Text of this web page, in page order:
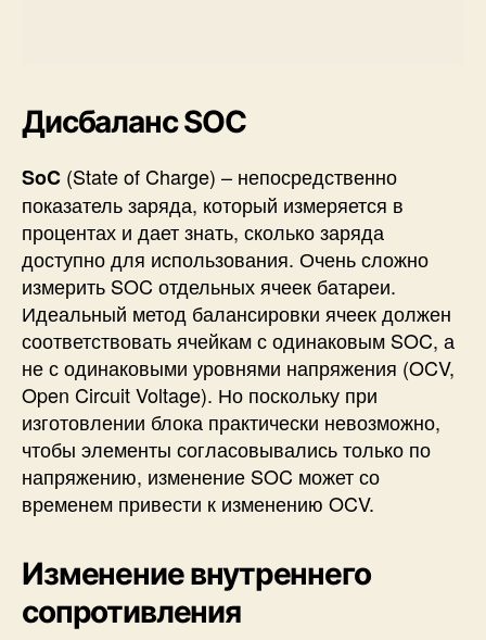
Дисбаланс SOC
SoC (State of Charge) – непосредственно
показатель заряда, который измеряется в
процентах и дает знать, сколько заряда
доступно для использования. Очень сложно
измерить SOC отдельных ячеек батареи.
Идеальный метод балансировки ячеек должен
соответствовать ячейкам с одинаковым SOC, а
не с одинаковыми уровнями напряжения (OCV,
Open Circuit Voltage). Но поскольку при
изготовлении блока практически невозможно,
чтобы элементы согласовывались только по
напряжению, изменение SOC может со
временем привести к изменению OCV.
Изменение внутреннего
сопротивления